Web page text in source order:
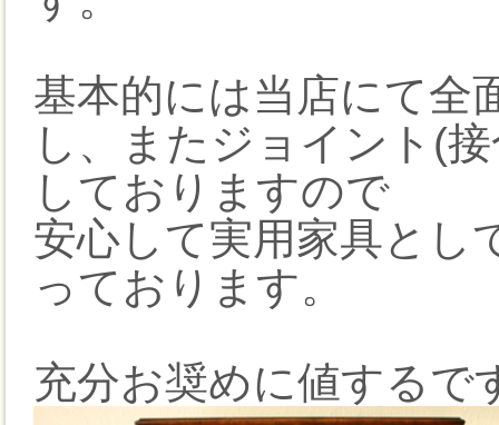
基本的には当店にて全
し、またジョイント(
しておりますので
安心して実用家具とし
っております。
充分お奨めに値するで